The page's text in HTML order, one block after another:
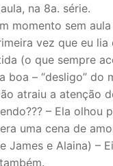
na 8a. série.
momento sem
vez que eu lia
(o que sempre
boa – “desligo” do
atraiu a atenção
– Ela olhou
uma cena de
James e Alaina) –